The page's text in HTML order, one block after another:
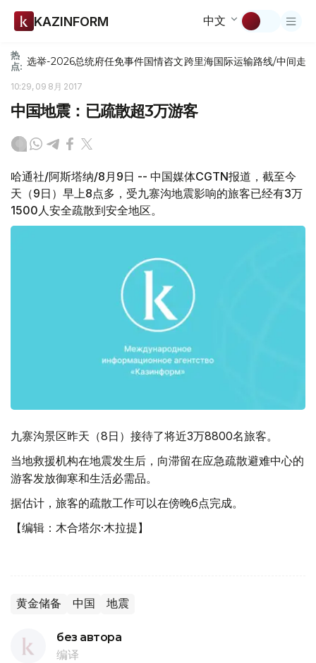
KAZINFORM 中文
热
点: 选举-2026总统府任免事件国情咨文跨里海国际运输路线/中间走廊
10:29, 09 8月 2017
中国地震：已疏散超3万游客
哈通社/阿斯塔纳/8月9日 -- 中国媒体CGTN报道，截至今
天（9日）早上8点多，受九寨沟地震影响的旅客已经有3万
1500人安全疏散到安全地区。
九寨沟景区昨天（8日）接待了将近3万8800名旅客。
当地救援机构在地震发生后，向滞留在应急疏散避难中心的
游客发放御寒和生活必需品。
据估计，旅客的疏散工作可以在傍晚6点完成。
【编辑：木合塔尔·木拉提】
黄金储备 中国 地震
без автора
编译